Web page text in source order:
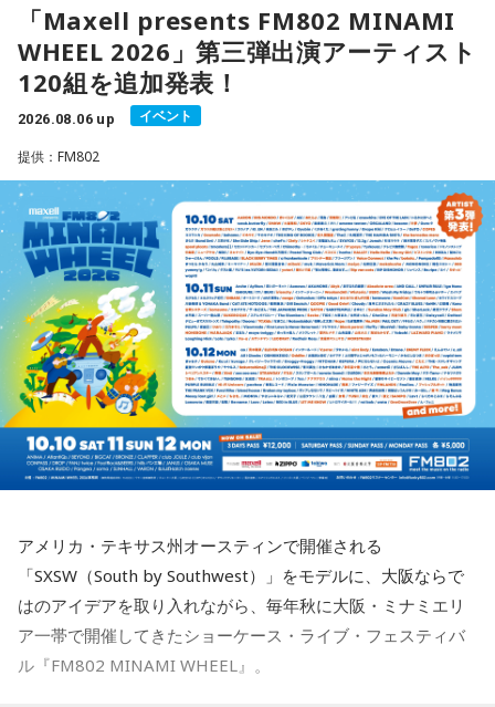
ょう。今日はスマホから離れて、好きな音楽や香りと一緒に
ゆっくり過ごしましょう。
【今日の一言メッセージ】
今日は火星にバーテックスというポイントが重なる日。運命
に導かれ、新時代の生き方やお役目に気がついたり、直感が
降りてきたりするかも！ ぜひアドバイスを参考に行動してみ
てくださいね。
■監修者プロフィール：月野さやか（つきの・さやか）
東京・池袋占い館セレーネ所属。元野村證券トップセールス
という異色の経歴を持つ占星術師。自身の人生の転機をきっ
かけにホロスコープと出会い、星よみによる人生プロデュー
スの道へ。著書『山芋シンデレラ』。経営者から個人まで幅
広くサポートしている。
Webサイト：https://selene-uranai.com/
YouTube：https://www.youtube.com/@ataru-uranai
シティポップを想起させるサウンドや、メロディアスなミデ
ィアムナンバー、テクニカルかつファンキーなプレイまで、
多彩な音楽性を凝縮。それぞれの楽曲から異なる風景や物語
が立ち上がり、まるで世界中を巡る旅のような広がりを感じ
させます。楽曲ごとの表情を楽しむだけでなく、アルバムを
のひとつ。
ブックレットには、メンバー3人がそれぞれの視点から楽曲や
制作背景を語るセルフライナーノーツに加え、今回のレコー
ディングで使用した楽器の解説を写真とともに掲載。演奏に
込められた思いや、サウンドを形作った楽器の特徴を知りな
がらアルバムを聴くことで、楽曲の細部や各メンバーのプレ
イに新たな発見が生まれ、作品をより深く味わうことができ
るでしょう。
J-Fusionの魅力を現代に響かせるとともに、進化を続けるかつ
しかトリオの現在地と新たな可能性を示す1枚がここに完成し
ました。
8月7日（金）19:00より、かつしかトリオのメンバー3人によ
る恒例の全曲試聴会をYouTubeで生配信します。メンバーの
楽しいトークとともに、ニューアルバム『SO-DAYONE !』の
収録曲をひと足早く紹介。それぞれの楽曲の聴きどころや制
作に込めた思いなどを、メンバー自身が解説。アルバムをよ
伝説的フュージョンバンド、カシオペアの初期メンバー3人に
よる、かつしかトリオが、4枚目のオリジナルアルバム『SO-
DAYONE !』を10月14日（水）にリリースすることを発表し
ました。近年、海外の若いリスナーを中心に再び注目を集め
ているJ-Fusion。本作は、その王道ともいえる爽快かつパワフ
ルなサウンドへ原点回帰した、かつしかトリオ渾身のニュー
アルバムとなっています。
アルバムタイトルのきっかけとなったのは、あるコンサート
での出来事。演奏後のMCで、メンバーとファンが「やっぱり
J-Fusionは良いよね」という思いを分かち合うなかで生まれた
言葉が、「SO-DAYONE !（そうだよね！）」でした。この言
葉から着想を得た向谷 実を中心に制作が進められ、短期間で
アルバムの骨格が作り上げられていきました。
レコーディングでは、メンバーがそれぞれの演奏環境で個別
に収録する手法を採用。各パートを緻密に構築することで、
フュージョンならではの精密なアレンジと、3人それぞれの個
性が際立つ強固なアンサンブルを実現しています。制作を進
めるなかでは、かつしかトリオにとっても多くの新たな発見
となっていきます。メンバーそれぞれが培ってきた経験と感
性を持ち寄りながら、これまでにないアプローチにも向き合
ったことで、3人の新たな可能性を感じさせる作品へと仕上が
っています。
◆多彩な楽曲が描き出す、旅のようなアルバム体験
「Maxell presents FM802 MINAMI
WHEEL 2026」第三弾出演アーティスト
120組を追加発表！
2026.08.06 up イベント
提供：FM802
アメリカ・テキサス州オースティンで開催される
「SXSW（South by Southwest）」をモデルに、大阪ならで
はのアイデアを取り入れながら、毎年秋に大阪・ミナミエリ
ア一帯で開催してきたショーケース・ライブ・フェスティバ
ル『FM802 MINAMI WHEEL』。